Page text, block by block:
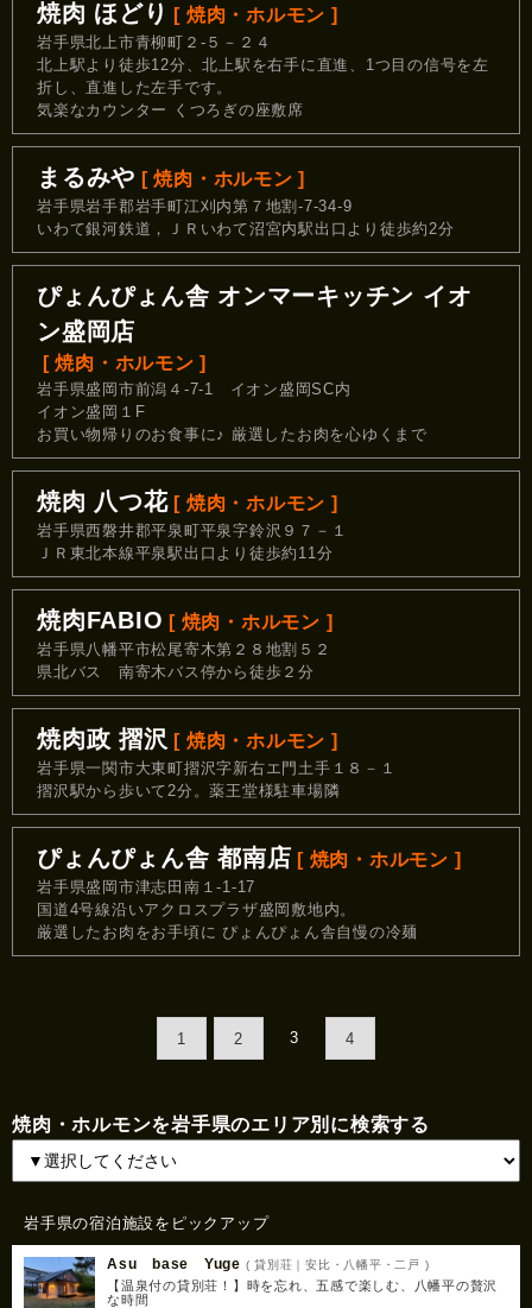
焼肉 ほどり [ 焼肉・ホルモン ]
岩手県北上市青柳町２-５－２４
北上駅より徒歩12分、北上駅を右手に直進、1つ目の信号を左
折し、直進した左手です。
気楽なカウンター くつろぎの座敷席
まるみや [ 焼肉・ホルモン ]
岩手県岩手郡岩手町江刈内第７地割-7-34-9
いわて銀河鉄道，ＪＲいわて沼宮内駅出口より徒歩約2分
ぴょんぴょん舎 オンマーキッチン イオ
ン盛岡店
[ 焼肉・ホルモン ]
岩手県盛岡市前潟４-7-1 イオン盛岡SC内
イオン盛岡１F
お買い物帰りのお食事に♪ 厳選したお肉を心ゆくまで
焼肉 八つ花 [ 焼肉・ホルモン ]
岩手県西磐井郡平泉町平泉字鈴沢９７－１
ＪＲ東北本線平泉駅出口より徒歩約11分
焼肉FABIO [ 焼肉・ホルモン ]
岩手県八幡平市松尾寄木第２８地割５２
県北バス 南寄木バス停から徒歩２分
焼肉政 摺沢 [ 焼肉・ホルモン ]
岩手県一関市大東町摺沢字新右エ門土手１８－１
摺沢駅から歩いて2分。薬王堂様駐車場隣
ぴょんぴょん舎 都南店 [ 焼肉・ホルモン ]
岩手県盛岡市津志田南１-1-17
国道4号線沿いアクロスプラザ盛岡敷地内。
厳選したお肉をお手頃に ぴょんぴょん舎自慢の冷麺
1 2 3 4
焼肉・ホルモンを岩手県のエリア別に検索する
岩手県の宿泊施設をピックアップ
Asu base Yuge ( 貸別荘｜安比・八幡平・二戸 )
【温泉付の貸別荘！】時を忘れ、五感で楽しむ、八幡平の贅沢
な時間